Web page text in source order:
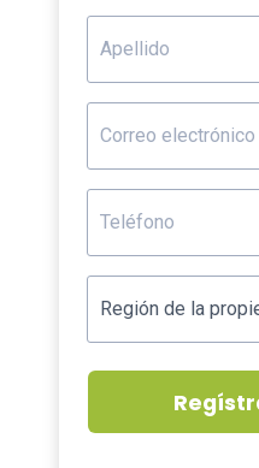
Apellido
Correo
electrónico
Teléfono
Región
de
propiedad